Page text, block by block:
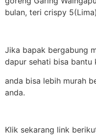
bulan, teri crispy
Jika bapak bergabung
dapur sehati bisa bantu
anda bisa lebih murah
anda.
Klik sekarang link